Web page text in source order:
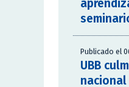
Publicado el
UBB